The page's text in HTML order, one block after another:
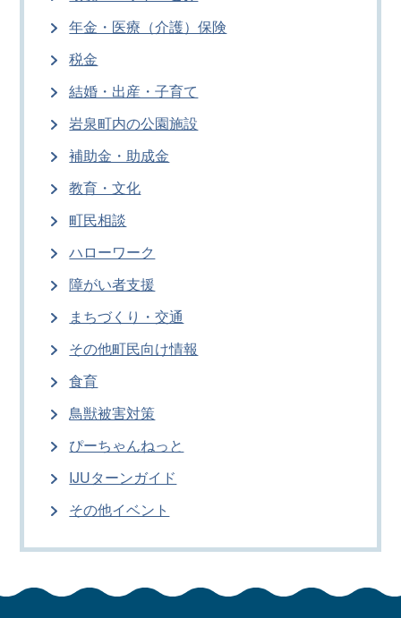
年金・医療（介護）保険
税金
結婚・出産・子育て
岩泉町内の公園施設
補助金・助成金
教育・文化
町民相談
ハローワーク
障がい者支援
まちづくり・交通
その他町民向け情報
食育
鳥獣被害対策
ぴーちゃんねっと
IJUターンガイド
その他イベント